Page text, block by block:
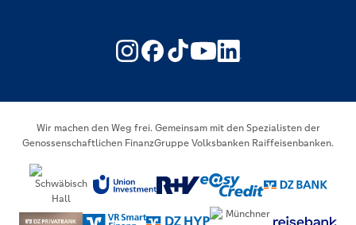
https://www.youtube.com/
https://
Wir machen den Weg frei. Gemeinsam mit den Spezialisten der
Genossenschaftlichen FinanzGruppe Volksbanken Raiffeisenbanken.